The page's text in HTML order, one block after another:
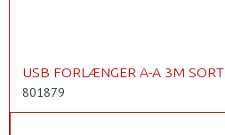
USB FORLÆNGER A-A 3M SORT
801879